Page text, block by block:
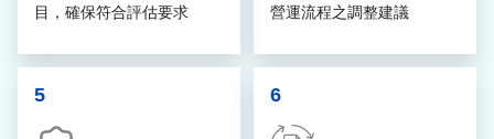
營運流程之調整建議
目，確保符合評估要求
5 6